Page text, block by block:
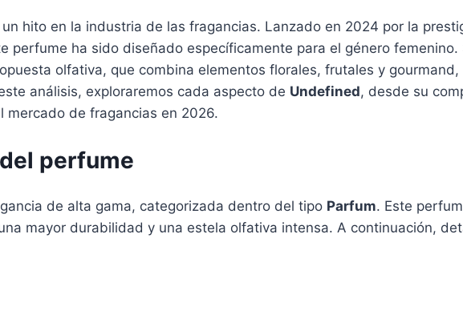
hito en la industria de las fragancias. Lanzado en 2024 por la
perfume ha sido diseñado específicamente para el género femenino.
olfativa, que combina elementos florales, frutales y
análisis, exploraremos cada aspecto de Undefined, desde su
mercado de fragancias en 2026.
perfume
de alta gama, categorizada dentro del tipo Parfum. Este
mayor durabilidad y una estela olfativa intensa. A continuación,